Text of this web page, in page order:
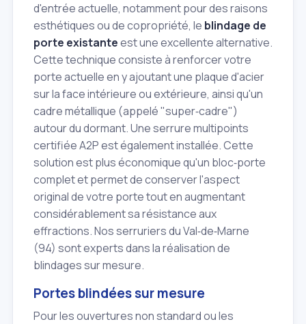
d'entrée actuelle, notamment pour des raisons
esthétiques ou de copropriété, le blindage de
porte existanteest une excellente alternative.
Cette technique consiste à renforcer votre
porte actuelle en y ajoutant une plaque d'acier
sur la face intérieure ou extérieure, ainsi qu'un
cadre métallique (appelé "super‑cadre")
autour du dormant. Une serrure multipoints
certifiée A2P est également installée. Cette
solution est plus économique qu'un bloc‑porte
complet et permet de conserver l'aspect
original de votre porte tout en augmentant
considérablement sa résistance aux
effractions. Nos serruriers du Val‑de‑Marne
(94) sont experts dans la réalisation de
blindages sur mesure.
Portes blindées sur mesure
Pour les ouvertures non standard ou les